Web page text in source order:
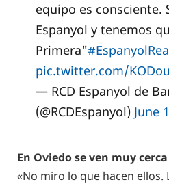
equipo es consciente.
Espanyol y tenemos
Primera"
pic.twitter.com/
— RCD Espanyol de
(@RCDEspanyol) June
En Oviedo se ven muy
«No miro lo que hacen ellos.